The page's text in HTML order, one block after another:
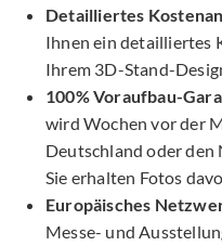
Detailliertes
Ihnen ein detailliertes
Ihrem 3D-Stand-
100% Voraufbau-
wird Wochen vor der
Deutschland oder den
Sie erhalten Fotos
Europäisches
Messe- und